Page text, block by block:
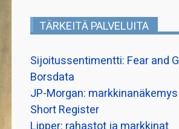
TÄRKEITÄ PALVELUITA
Sijoitussentimentti: Fear and
Borsdata
JP-Morgan: markkinanäkemys
Short Register